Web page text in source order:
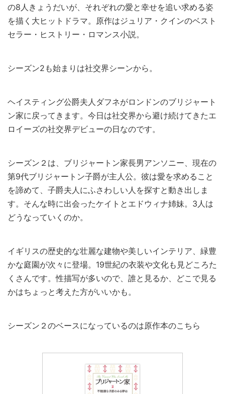
の8人きょうだいが、それぞれの愛と幸せを追い求める姿
を描く大ヒットドラマ。原作はジュリア・クインのベスト
セラー・ヒストリー・ロマンス小説。
シーズン2も始まりは社交界シーンから。
ヘイスティング公爵夫人ダフネがロンドンのブリジャート
ン家に戻ってきます。今日は社交界から避け続けてきたエ
ロイーズの社交界デビューの日なのです。
シーズン２は、ブリジャートン家長男アンソニー、現在の
第9代ブリジャートン子爵が主人公。彼は愛を求めること
を諦めて、子爵夫人にふさわしい人を探すと動き出しま
す。そんな時に出会ったケイトとエドウィナ姉妹。3人は
どうなっていくのか。
イギリスの歴史的な壮麗な建物や美しいインテリア、緑豊
かな庭園が次々に登場。19世紀の衣装や文化も見どころた
くさんです。性描写が多いので、誰と見るか、どこで見る
かはちょっと考えた方がいいかも。
シーズン２のベースになっているのは原作本のこちら